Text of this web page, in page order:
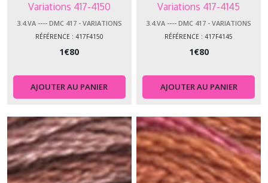
Variations 417-4150
3.4.VA ---- DMC 417 - VARIATIONS
RÉFÉRENCE : 417F4150
1€80
AJOUTER AU PANIER
Variations 417-4145
3.4.VA ---- DMC 417 - VARIATIONS
RÉFÉRENCE : 417F4145
1€80
AJOUTER AU PANIER